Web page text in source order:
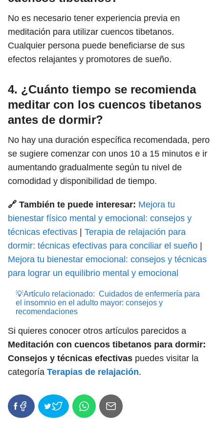
No es necesario tener experiencia previa en
meditación para utilizar cuencos tibetanos.
Cualquier persona puede beneficiarse de sus
efectos relajantes y promotores de sueño.
4. ¿Cuánto tiempo se recomienda
meditar con los cuencos tibetanos
antes de dormir?
No hay una duración específica recomendada, pero
se sugiere comenzar con unos 10 a 15 minutos e ir
aumentando gradualmente según tu nivel de
comodidad y disponibilidad de tiempo.
🔗 También te puede interesar: Mejora tu
bienestar físico mental y emocional: consejos y
técnicas efectivas
Terapia de relajación para
dormir: técnicas efectivas para conciliar el sueño
Mejora tu bienestar emocional: consejos y técnicas
para lograr un equilibrio mental y emocional
💡Artículo relacionado: Cuidados de enfermería para
el insomnio en el adulto mayor: consejos y
recomendaciones
Si quieres conocer otros artículos parecidos a
Meditación con cuencos tibetanos para dormir:
Consejos y técnicas efectivas puedes visitar la
categoría Terapias de relajación.